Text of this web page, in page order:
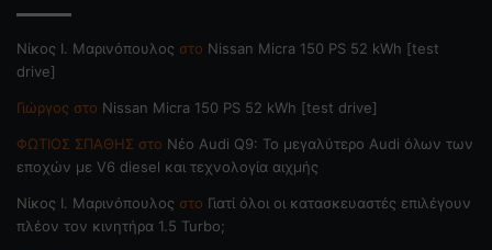
Nίκος Ι. Mαρινόπουλος στο Nissan Micra 150 PS 52 kWh [test
drive]
Γιώργος στο Nissan Micra 150 PS 52 kWh [test drive]
ΦΩΤΙΟΣ ΣΠΑΘΗΣ στο Νέο Audi Q9: Το μεγαλύτερο Audi όλων των
εποχών με V6 diesel και τεχνολογία αιχμής
Nίκος Ι. Mαρινόπουλος στο Γιατί όλοι οι κατασκευαστές επιλέγουν
πλέον τον κινητήρα 1.5 Turbo;